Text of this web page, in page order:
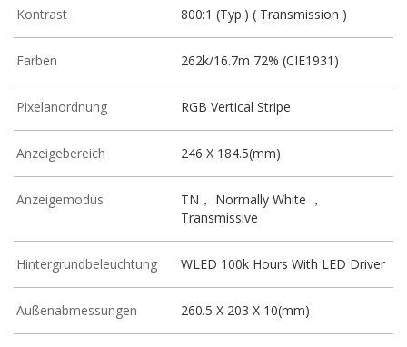
Kontrast 800:1 (Typ.) ( Transmission )
Farben 262k/16.7m 72% (CIE1931)
Pixelanordnung RGB Vertical Stripe
Anzeigebereich 246 X 184.5(mm)
Anzeigemodus
TN， Normally White ，
Transmissive
Hintergrundbeleuchtung WLED 100k Hours With LED Driver
Außenabmessungen 260.5 X 203 X 10(mm)